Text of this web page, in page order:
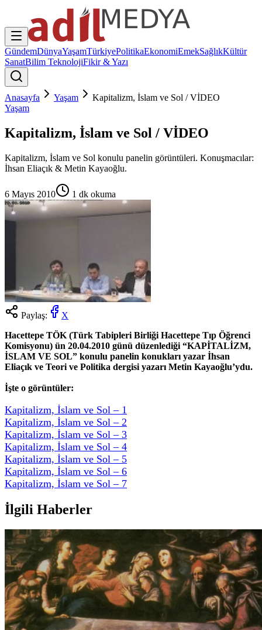
GündemDünyaYaşamTürkiyePolitikaEkonomiEmekSağlıkKültür
SanatBilim TeknolojiFikir & Yazı
Anasayfa Yaşam
Kapitalizm, İslam ve Sol / VİDEO
Yaşam
Kapitalizm, İslam ve Sol / VİDEO
Kapitalizm, İslam ve Sol konulu panelin görüntüleri. Konuşmacılar:
İhsan Eliaçık & Metin Kayaoğlu.
6 Mayıs 2010 1 dk okuma
Paylaş:
X
Hacettepe TÖK (Türk Tabipleri Birliği Hacettepe Tıp Öğrenci
Komisyonu) ün 20.04.2010 günü düzenlediği “KAPİTALİZM,
İSLAM VE SOL” konulu panelin konukları yazar İhsan
Eliaçık ve Teori ve Politika dergisi yazarı Metin Kayaoğlu’ydu.
İşte o görüntüler:
Kapitalizm, İslam ve Sol – 1
Kapitalizm, İslam ve Sol – 2
Kapitalizm, İslam ve Sol – 3
Kapitalizm, İslam ve Sol – 4
Kapitalizm, İslam ve Sol – 5
Kapitalizm, İslam ve Sol – 6
Kapitalizm, İslam ve Sol – 7
İlgili Haberler